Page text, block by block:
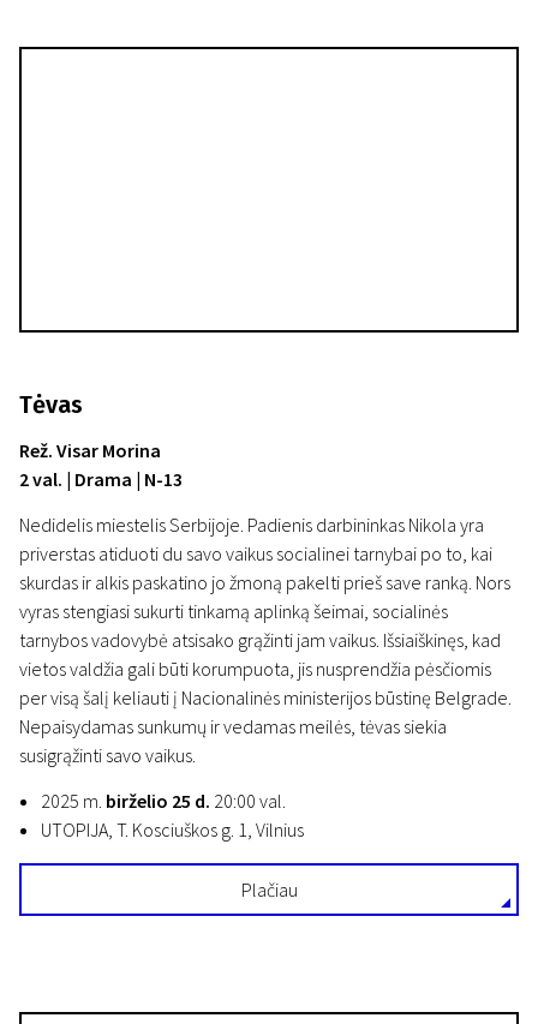
Tėvas
Rež. Visar Morina
2 val. | Drama | N-13
Nedidelis miestelis Serbijoje. Padienis darbininkas Nikola yra
priverstas atiduoti du savo vaikus socialinei tarnybai po to, kai
skurdas ir alkis paskatino jo žmoną pakelti prieš save ranką. Nors
vyras stengiasi sukurti tinkamą aplinką šeimai, socialinės
tarnybos vadovybė atsisako grąžinti jam vaikus. Išsiaiškinęs, kad
vietos valdžia gali būti korumpuota, jis nusprendžia pėsčiomis
per visą šalį keliauti į Nacionalinės ministerijos būstinę Belgrade.
Nepaisydamas sunkumų ir vedamas meilės, tėvas siekia
susigrąžinti savo vaikus.
2025 m. birželio 25 d. 20:00 val.
UTOPIJA, T. Kosciuškos g. 1, Vilnius
Plačiau